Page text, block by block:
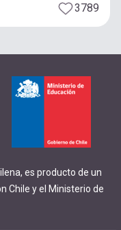
3789
es producto de un
Chile y el Ministerio de